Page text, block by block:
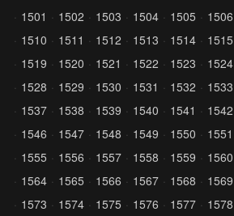
1501
1502 1503 1504 1505 1506
1510
1511 1512 1513 1514 1515
1519
1520 1521 1522 1523 1524
1528
1529 1530 1531 1532 1533
1537
1538 1539 1540 1541 1542
1546
1547 1548 1549 1550 1551
1555
1556 1557 1558 1559 1560
1564
1565 1566 1567 1568 1569
1573
1574 1575 1576 1577 1578